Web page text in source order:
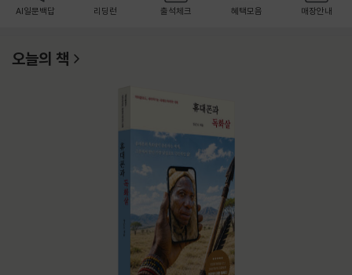
AI일문백답 리딩런 출석체크 혜택모음 매장안내
오늘의 책